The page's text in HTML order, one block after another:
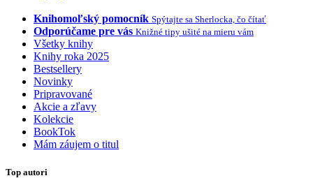
Knihomoľský pomocník Spýtajte sa Sherlocka, čo čítať
Odporúčame pre vás Knižné tipy ušité na mieru vám
Všetky knihy
Knihy roka 2025
Bestsellery
Novinky
Pripravované
Akcie a zľavy
Kolekcie
BookTok
Mám záujem o titul
Top autori